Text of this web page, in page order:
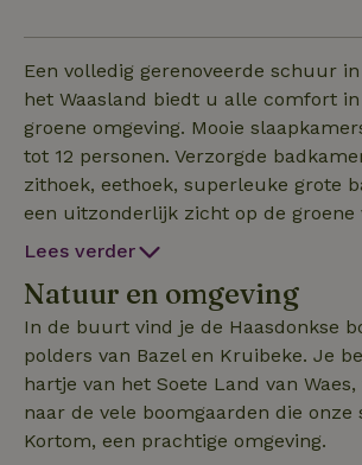
Een volledig gerenoveerde schuur
het Waasland biedt u alle comfort
groene omgeving. Mooie
tot 12 personen. Verzorgde
zithoek, eethoek, superleuke grote
een uitzonderlijk zicht op de groene
in de buurt een groene, landelijke
biedt tal van mogelijkheden voor
inclusief een tropisch zwemparadijs
recreatiepark op 5 Km. zie ook de
Toerisme Waasland. De Kunststeden
handbereik. Antwerpen (15 Km),
Brussel (45 Km), Brugge (90 Km)
Lees verder
Natuur en omgeving
In de buurt vind je de Haasdonkse
polders van Bazel en Kruibeke. Je
hartje van het Soete Land van
naar de vele boomgaarden die onze
Kortom, een prachtige omgeving.